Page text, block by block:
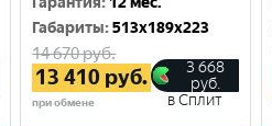
Габариты:513x189x223
14 670руб.
13 410 руб.
при обмене
3 668
руб.
в Сплит